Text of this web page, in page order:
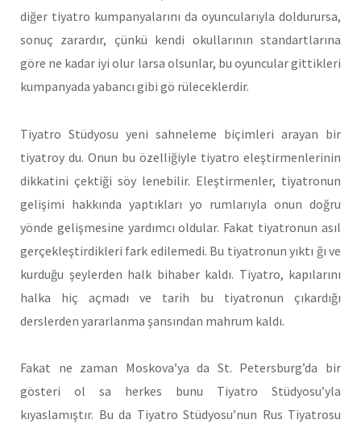
diğer tiyatro kumpanyalarını da oyuncularıyla doldurursa,
sonuç zarardır, çünkü kendi okullarının standartlarına
göre ne kadar iyi olur larsa olsunlar, bu oyuncular gittikleri
kumpanyada yabancı gibi gö rüleceklerdir.
Tiyatro Stüdyosu yeni sahneleme biçimleri arayan bir
tiyatroy du. Onun bu özelliğiyle tiyatro eleştirmenlerinin
dikkatini çektiği söy lenebilir. Eleştirmenler, tiyatronun
gelişimi hakkında yaptıkları yo rumlarıyla onun doğru
yönde gelişmesine yardımcı oldular. Fakat tiyatronun asıl
gerçekleştirdikleri fark edilemedi. Bu tiyatronun yıktı ğı ve
kurduğu şeylerden halk bihaber kaldı. Tiyatro, kapılarını
halka hiç açmadı ve tarih bu tiyatronun çıkardığı
derslerden yararlanma şansından mahrum kaldı.
Fakat ne zaman Moskova’ya da St. Petersburg’da bir
gösteri ol sa herkes bunu Tiyatro Stüdyosu’yla
kıyaslamıştır. Bu da Tiyatro Stüdyosu’nun Rus Tiyatrosu